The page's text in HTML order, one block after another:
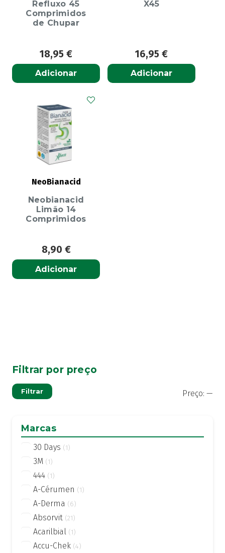
Refluxo 45
Comprimidos
de Chupar
18,95 €
Adicionar
X45
16,95 €
Adicionar
NeoBianacid
Neobianacid
Limão 14
Comprimidos
8,90 €
Adicionar
Filtrar por preço
Filtrar Preço: —
Marcas
30 Days (1)
3M (1)
444 (1)
A-Cérumen (1)
A-Derma (6)
Absorvit (21)
Acarilbial (1)
Accu-Chek (4)